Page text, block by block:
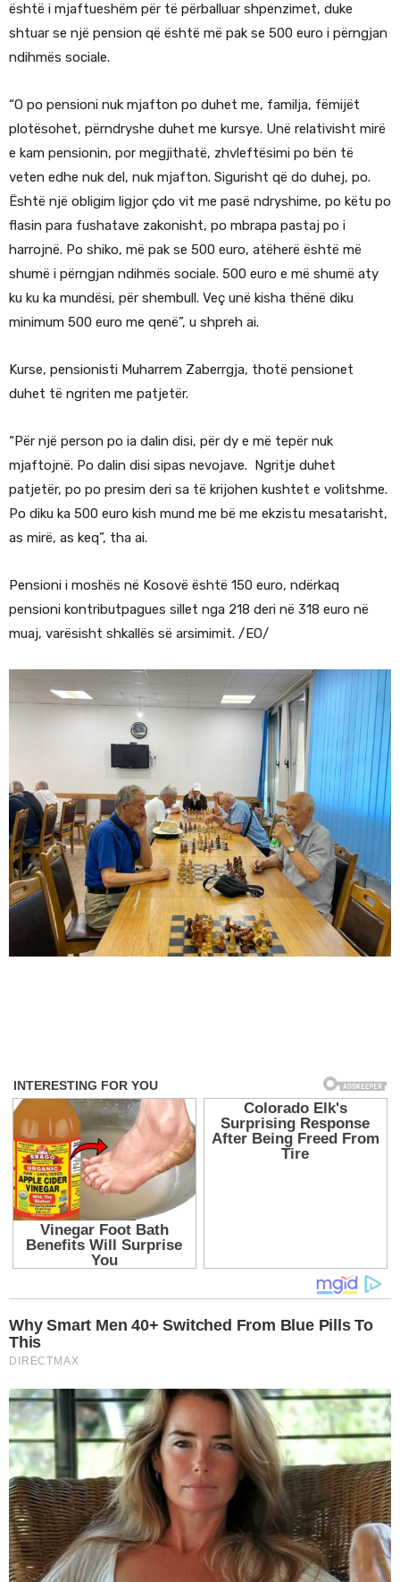
është i mjaftueshëm për të përballuar shpenzimet, duke
shtuar se një pension që është më pak se 500 euro i përngjan
ndihmës sociale.
“O po pensioni nuk mjafton po duhet me, familja, fëmijët
plotësohet, përndryshe duhet me kursye. Unë relativisht mirë
e kam pensionin, por megjithatë, zhvleftësimi po bën të
veten edhe nuk del, nuk mjafton. Sigurisht që do duhej, po.
Është një obligim ligjor çdo vit me pasë ndryshime, po këtu po
flasin para fushatave zakonisht, po mbrapa pastaj po i
harrojnë. Po shiko, më pak se 500 euro, atëherë është më
shumë i përngjan ndihmës sociale. 500 euro e më shumë aty
ku ku ka mundësi, për shembull. Veç unë kisha thënë diku
minimum 500 euro me qenë”, u shpreh ai.
Kurse, pensionisti Muharrem Zaberrgja, thotë pensionet
duhet të ngriten me patjetër.
“Për një person po ia dalin disi, për dy e më tepër nuk
mjaftojnë. Po dalin disi sipas nevojave. Ngritje duhet
patjetër, po po presim deri sa të krijohen kushtet e volitshme.
Po diku ka 500 euro kish mund me bë me ekzistu mesatarisht,
as mirë, as keq”, tha ai.
Pensioni i moshës në Kosovë është 150 euro, ndërkaq
pensioni kontributpagues sillet nga 218 deri në 318 euro në
muaj, varësisht shkallës së arsimimit. /EO/